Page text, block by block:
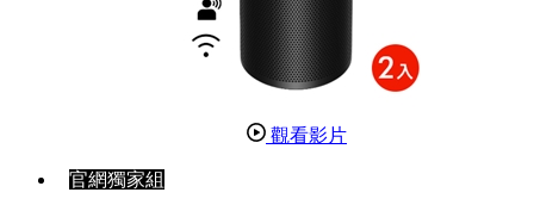
觀看影片
官網獨家組